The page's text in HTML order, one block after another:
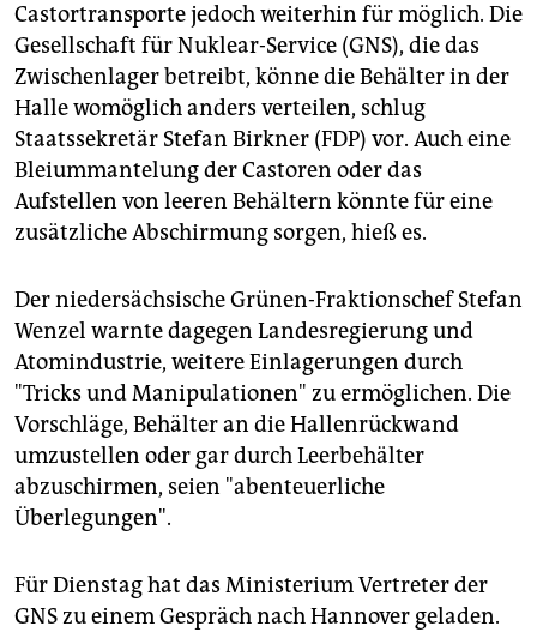
Castortransporte jedoch weiterhin für möglich. Die
Gesellschaft für Nuklear-Service (GNS), die das
Zwischenlager betreibt, könne die Behälter in der
Halle womöglich anders verteilen, schlug
Staatssekretär Stefan Birkner (FDP) vor. Auch eine
Bleiummantelung der Castoren oder das
Aufstellen von leeren Behältern könnte für eine
zusätzliche Abschirmung sorgen, hieß es.
Der niedersächsische Grünen-Fraktionschef Stefan
Wenzel warnte dagegen Landesregierung und
Atomindustrie, weitere Einlagerungen durch
"Tricks und Manipulationen" zu ermöglichen. Die
Vorschläge, Behälter an die Hallenrückwand
umzustellen oder gar durch Leerbehälter
abzuschirmen, seien "abenteuerliche
Überlegungen".
Für Dienstag hat das Ministerium Vertreter der
GNS zu einem Gespräch nach Hannover geladen.